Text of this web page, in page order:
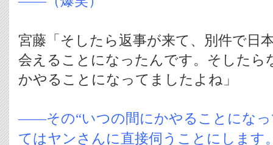
宮藤「そしたら返事が来て、別件で日
会えることになったんです。そした
かやることになってましたよね」
――その“いつの間にかやることになっ
てはヤンさんに直接伺うことにします